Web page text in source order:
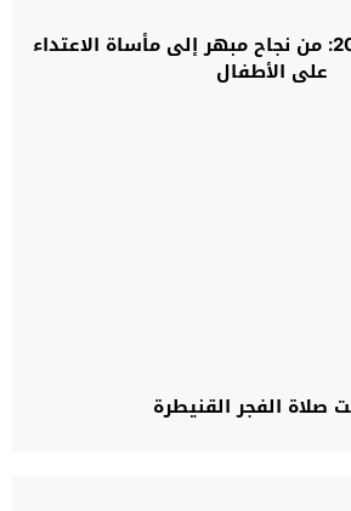
لعبة روبلوكس 2025: من نجاح مبهر إلى مأساة الاعتداء
على الأطفال
صلاة الفجر القنيطرة